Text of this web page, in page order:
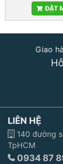
ĐẶT
Giao
LIÊN HỆ
140 đường
TpHCM
0934 87